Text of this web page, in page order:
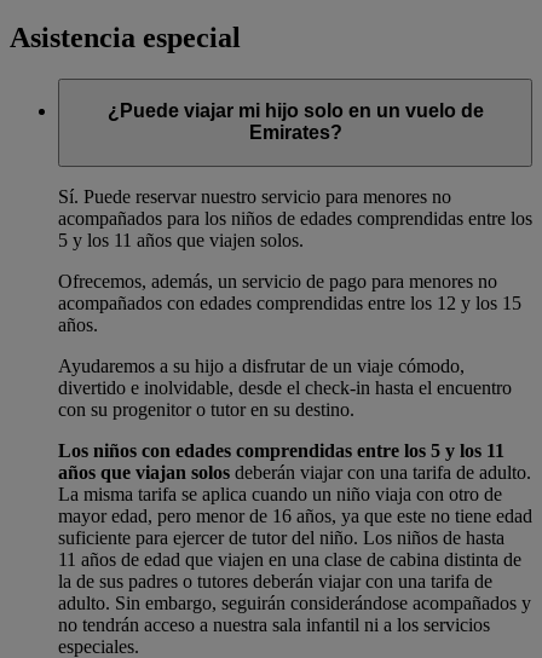
Asistencia especial
¿Puede viajar mi hijo solo en un vuelo de
Emirates?
Sí. Puede reservar nuestro servicio para menores no
acompañados para los niños de edades comprendidas entre los
5 y los 11 años que viajen solos.
Ofrecemos, además, un servicio de pago para menores no
acompañados con edades comprendidas entre los 12 y los 15
años.
Ayudaremos a su hijo a disfrutar de un viaje cómodo,
divertido e inolvidable, desde el check-in hasta el encuentro
con su progenitor o tutor en su destino.
Los niños con edades comprendidas entre los 5 y los 11
años que viajan solos deberán viajar con una tarifa de adulto.
La misma tarifa se aplica cuando un niño viaja con otro de
mayor edad, pero menor de 16 años, ya que este no tiene edad
suficiente para ejercer de tutor del niño. Los niños de hasta
11 años de edad que viajen en una clase de cabina distinta de
la de sus padres o tutores deberán viajar con una tarifa de
adulto. Sin embargo, seguirán considerándose acompañados y
no tendrán acceso a nuestra sala infantil ni a los servicios
especiales.